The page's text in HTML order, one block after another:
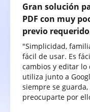
Gran solución
PDF con muy
previo
"Simplicidad,
fácil de usar. Es
cambios y editar lo
utiliza junto a
siempre se
preocuparte por